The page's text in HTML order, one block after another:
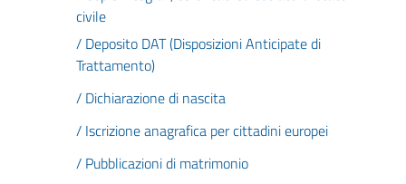
civile
/ Deposito DAT (Disposizioni Anticipate di
Trattamento)
/ Dichiarazione di nascita
/ Iscrizione anagrafica per cittadini europei
/ Pubblicazioni di matrimonio